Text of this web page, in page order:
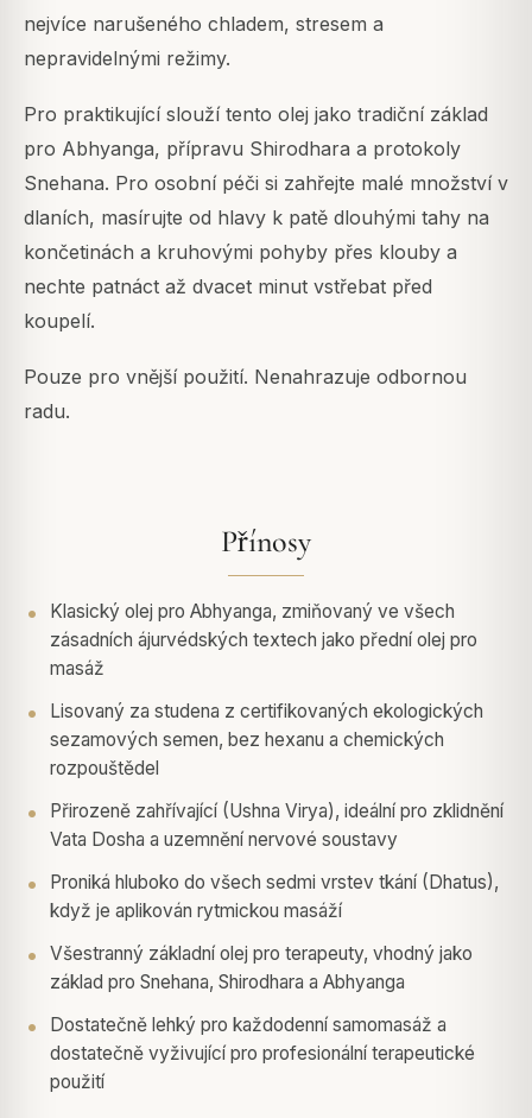
nejvíce narušeného chladem, stresem a
nepravidelnými režimy.
Pro praktikující slouží tento olej jako tradiční základ
pro Abhyanga, přípravu Shirodhara a protokoly
Snehana. Pro osobní péči si zahřejte malé množství v
dlaních, masírujte od hlavy k patě dlouhými tahy na
končetinách a kruhovými pohyby přes klouby a
nechte patnáct až dvacet minut vstřebat před
koupelí.
Pouze pro vnější použití. Nenahrazuje odbornou
radu.
Přínosy
Klasický olej pro Abhyanga, zmiňovaný ve všech
zásadních ájurvédských textech jako přední olej pro
masáž
Lisovaný za studena z certifikovaných ekologických
sezamových semen, bez hexanu a chemických
rozpouštědel
Přirozeně zahřívající (Ushna Virya), ideální pro zklidnění
Vata Dosha a uzemnění nervové soustavy
Proniká hluboko do všech sedmi vrstev tkání (Dhatus),
když je aplikován rytmickou masáží
Všestranný základní olej pro terapeuty, vhodný jako
základ pro Snehana, Shirodhara a Abhyanga
Dostatečně lehký pro každodenní samomasáž a
dostatečně vyživující pro profesionální terapeutické
použití